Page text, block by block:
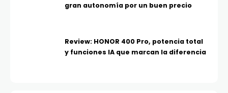
gran autonomía por un buen precio
Review: HONOR 400 Pro, potencia total
y funciones IA que marcan la diferencia